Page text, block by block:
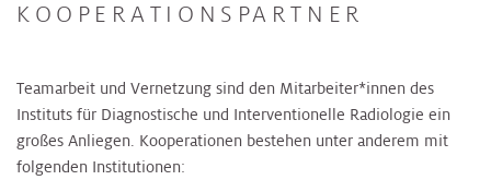
KOOPERATIONSPARTNER
Teamarbeit und Vernetzung sind den Mitarbeiter*innen des
Instituts für Diagnostische und Interventionelle Radiologie ein
großes Anliegen. Kooperationen bestehen unter anderem mit
folgenden Institutionen: